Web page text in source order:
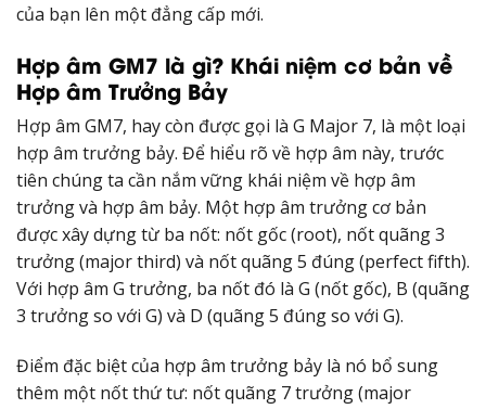
của bạn lên một đẳng cấp mới.
Hợp âm GM7 là gì? Khái niệm cơ bản về
Hợp âm Trưởng Bảy
Hợp âm GM7, hay còn được gọi là G Major 7, là một loại
hợp âm trưởng bảy. Để hiểu rõ về hợp âm này, trước
tiên chúng ta cần nắm vững khái niệm về hợp âm
trưởng và hợp âm bảy. Một hợp âm trưởng cơ bản
được xây dựng từ ba nốt: nốt gốc (root), nốt quãng 3
trưởng (major third) và nốt quãng 5 đúng (perfect fifth).
Với hợp âm G trưởng, ba nốt đó là G (nốt gốc), B (quãng
3 trưởng so với G) và D (quãng 5 đúng so với G).
Điểm đặc biệt của hợp âm trưởng bảy là nó bổ sung
thêm một nốt thứ tư: nốt quãng 7 trưởng (major